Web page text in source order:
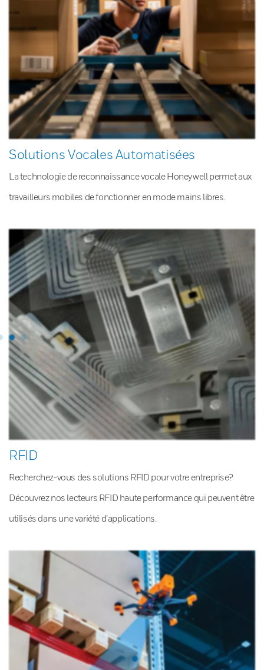
Solutions Vocales Automatisées
La technologie de reconnaissance vocale Honeywell permet aux
travailleurs mobiles de fonctionner en mode mains libres.
RFID
Recherchez-vous des solutions RFID pour votre entreprise?
Découvrez nos lecteurs RFID haute performance qui peuvent être
utilisés dans une variété d’applications.